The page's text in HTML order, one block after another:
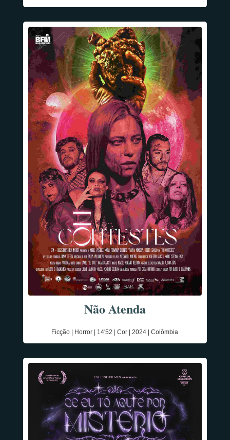
Não Atenda
Ficção | Horror | 14'52 | Cor | 2024 | Colômbia